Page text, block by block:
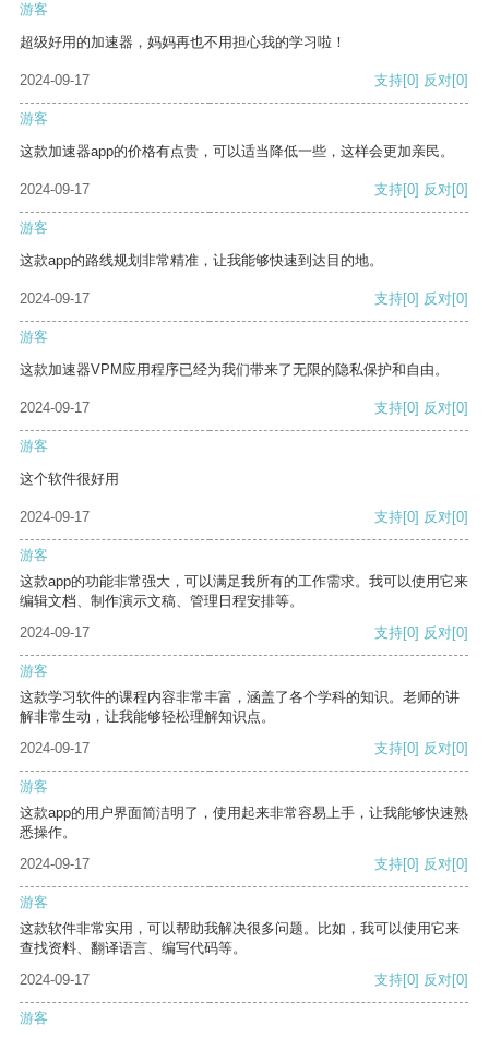
游客
超级好用的加速器，妈妈再也不用担心我的学习啦！
2024-09-17 支持[0] 反对[0]
游客
这款加速器app的价格有点贵，可以适当降低一些，这样会更加亲民。
2024-09-17 支持[0] 反对[0]
游客
这款app的路线规划非常精准，让我能够快速到达目的地。
2024-09-17 支持[0] 反对[0]
游客
这款加速器VPM应用程序已经为我们带来了无限的隐私保护和自由。
2024-09-17 支持[0] 反对[0]
游客
这个软件很好用
2024-09-17 支持[0] 反对[0]
游客
这款app的功能非常强大，可以满足我所有的工作需求。我可以使用它来
编辑文档、制作演示文稿、管理日程安排等。
2024-09-17
支持[0] 反对[0]
游客
这款学习软件的课程内容非常丰富，涵盖了各个学科的知识。老师的讲
解非常生动，让我能够轻松理解知识点。
2024-09-17
支持[0] 反对[0]
游客
这款app的用户界面简洁明了，使用起来非常容易上手，让我能够快速熟
悉操作。
2024-09-17
支持[0] 反对[0]
游客
这款软件非常实用，可以帮助我解决很多问题。比如，我可以使用它来
查找资料、翻译语言、编写代码等。
2024-09-17
支持[0] 反对[0]
游客